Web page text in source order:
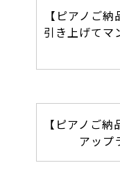
【ピアノご
引き上げてマ
【ピアノご
アップ